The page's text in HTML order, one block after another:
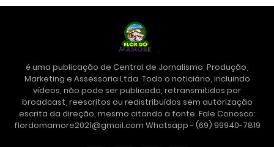
é uma publicação de Central de Jornalismo, Produção,
Marketing e Assessoria Ltda. Todo o noticiário, incluindo
vídeos, não pode ser publicado, retransmitidos por
broadcast, reescritos ou redistribuídos sem autorização
escrita da direção, mesmo citando a fonte. Fale Conosco:
flordomamore2021@gmail.com Whatsapp - (69) 99940-7819